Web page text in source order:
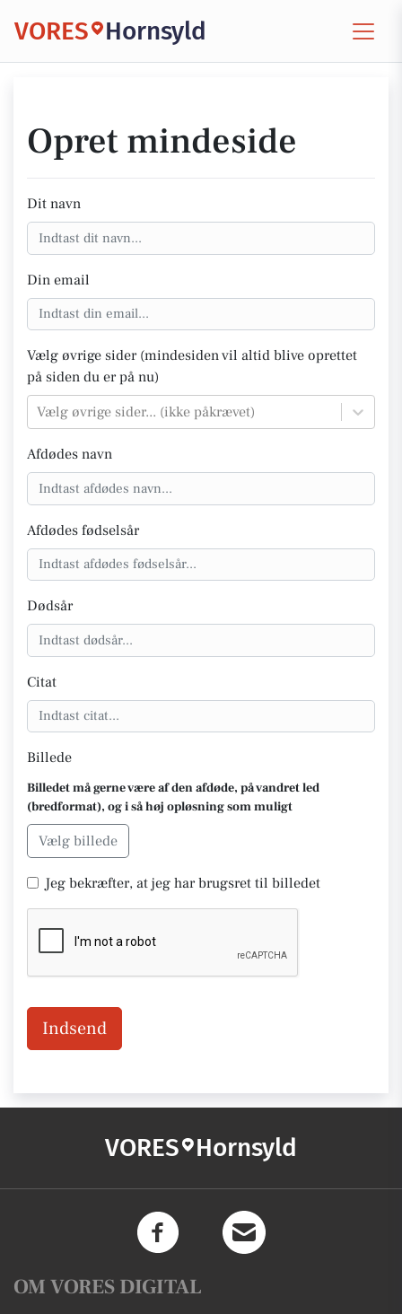
VORES Hornsyld
Opret mindeside
Dit navn
Din email
Vælg øvrige sider (mindesiden vil altid blive oprettet
på siden du er på nu)
Vælg øvrige sider... (ikke påkrævet)
Afdødes navn
Afdødes fødselsår
Dødsår
Citat
Billede
Billedet må gerne være af den afdøde, på vandret led
(bredformat), og i så høj opløsning som muligt
Vælg billede
Jeg bekræfter, at jeg har brugsret til billedet
Indsend
VORES Hornsyld
OM VORES DIGITAL